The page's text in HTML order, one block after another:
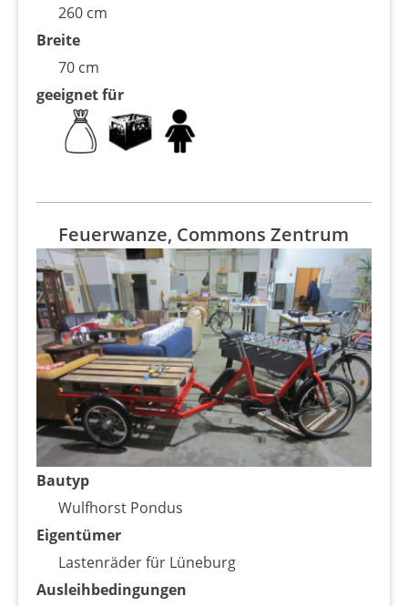
260 cm
Breite
70 cm
geeignet für
Feuerwanze, Commons Zentrum
Bautyp
Wulfhorst Pondus
Eigentümer
Lastenräder für Lüneburg
Ausleihbedingungen